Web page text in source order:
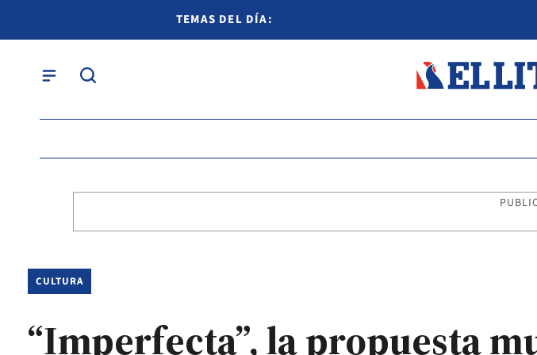
TEMAS DEL DÍA:
CULTURA
“Imperfecta”, la propuesta